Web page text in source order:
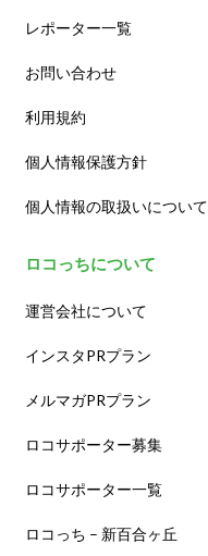
レポーター一覧
お問い合わせ
利用規約
個人情報保護方針
個人情報の取扱いについて
ロコっちについて
運営会社について
インスタPRプラン
メルマガPRプラン
ロコサポーター募集
ロコサポーター一覧
ロコっち – 新百合ヶ丘